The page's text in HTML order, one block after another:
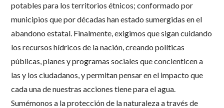
potables para los territorios étnicos; conformado por
municipios que por décadas han estado sumergidas en el
abandono estatal. Finalmente, exigimos que sigan cuidando
los recursos hídricos de la nación, creando políticas
públicas, planes y programas sociales que concienticen a
las y los ciudadanos, y permitan pensar en el impacto que
cada una de nuestras acciones tiene para el agua.
Sumémonos a la protección de la naturaleza a través de